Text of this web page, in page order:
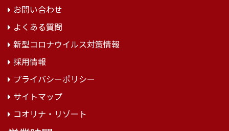
お問い合わせ
よくある質問
新型コロナウイルス対策情報
採用情報
プライバシーポリシー
サイトマップ
コオリナ・リゾート